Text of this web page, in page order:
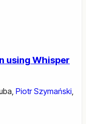
using Whisper
Piotr Szymański